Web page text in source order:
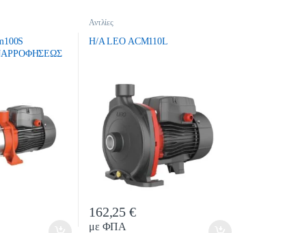
Αντλίες
H/A LEO ACM110L
162,25€
με ΦΠΑ
Quantity